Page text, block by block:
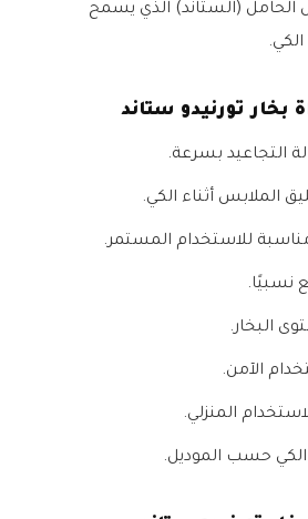
الحامل (الستاند) الذي يسمح
تورنيدو ستاند
التجاعيد بسرعة.
الملابس أثناء الكي.
للاستخدام المستمر.
نسبيًا.
البخار.
الآمن.
المنزلي.
حسب الموديل.